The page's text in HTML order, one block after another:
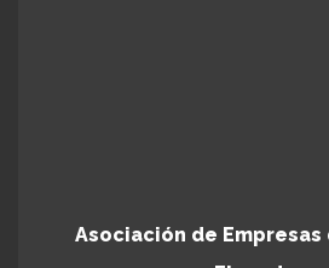
Asociación de